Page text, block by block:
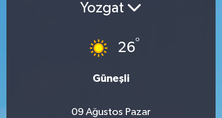
Yozgat
26°
Güneşli
09 Ağustos Pazar